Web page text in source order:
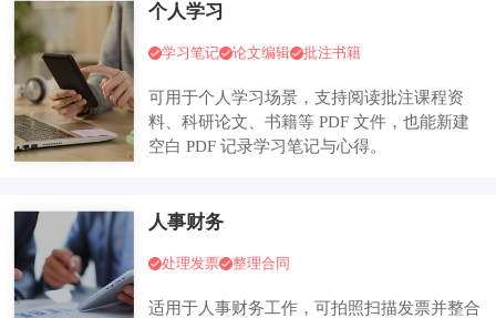
个人学习
学习笔记 论文编辑 批注书籍
可用于个人学习场景，支持阅读批注课程资
料、科研论文、书籍等 PDF 文件，也能新建
空白 PDF 记录学习笔记与心得。
人事财务
处理发票 整理合同
适用于人事财务工作，可拍照扫描发票并整合